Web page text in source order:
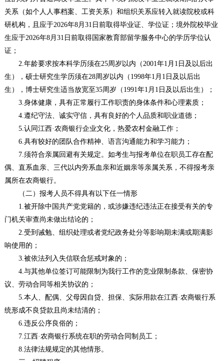
关系（如个人人事档案、工资关系）和组织关系应转入就读院校或科
研机构，且应于2026年8月31日前取得毕业证、学位证；境外院校毕业
生应于2026年8月31日前取得国家教育部留学服务中心的学历学位认
证；
2.年龄要求按本科学历须在25周岁以内（2001年1月1日及以后出
生），硕士研究生学历须在28周岁以内（1998年1月1日及以后出
生），博士研究生适当放宽至35周岁（1991年1月1日及以后出生）；
3.身体健康，具有正常履行工作职责的身体条件和心理素质；
4.遵纪守法、诚实守信，具有良好的个人品质和职业道德；
5.认同江西·农商银行企业文化，热爱农村金融工作；
6.具有较好的团队合作精神、语言沟通能力和学习能力；
7.须符合亲属回避有关规定。如考生与报考单位在职员工存在配
偶、直系血亲、三代以内旁系血亲和近姻亲等亲属关系，不得报考亲
属所在农商银行。
（二）报考人员不得具有以下任一情形
1.被开除中国共产党党籍的，或涉嫌违纪违法正在接受有关的专
门机关审查尚未做出结论的；
2.受到诫勉、组织处理或者党纪政务处分等影响期未满或期满影
响使用的；
3.被依法列入失信联合惩戒对象的；
4.与其他单位签订可能限制为我行工作的竞业限制条款、保密协
议、劳动合同等相关协议的；
5.本人、配偶、父母因自贷、担保、实际用款在江西·农商银行系
统形成不良贷款且尚未结清的；
6.违反公序良俗的；
7.江西·农商银行系统在职的劳动合同制员工；
8.法律法规规定的其他情形。